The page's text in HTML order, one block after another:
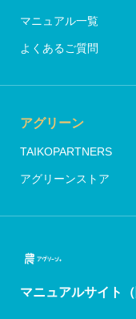
マニュアル一覧
よくあるご質問
アグリーン
TAIKOPARTNERS
アグリーンストア
マニュアルサイト（